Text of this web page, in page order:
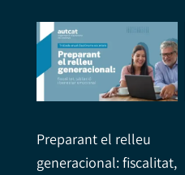
Preparant el relleu
generacional: fiscalitat,